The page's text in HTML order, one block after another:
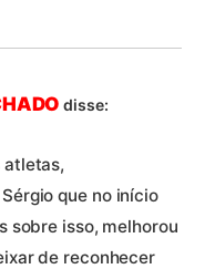
disse:
atletas,
que no início
sobre isso, melhorou
de reconhecer